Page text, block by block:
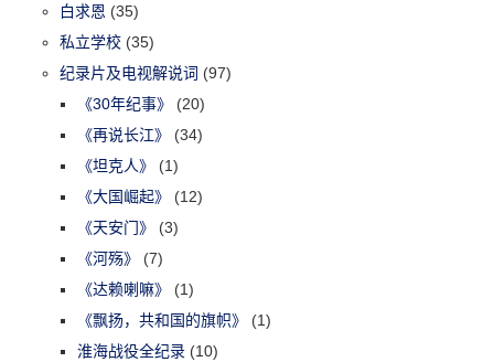
白求恩 (35)
私立学校 (35)
纪录片及电视解说词 (97)
《30年纪事》
(20)
《再说长江》
(34)
《坦克人》
(1)
《大国崛起》
(12)
《天安门》
(3)
《河殇》
(7)
《达赖喇嘛》
(1)
《飘扬，共和国的旗帜》
(1)
淮海战役全纪录 (10)